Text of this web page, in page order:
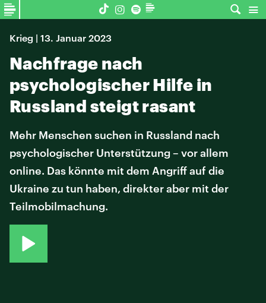
Krieg | 13. Januar 2023
Nachfrage nach
psychologischer Hilfe in
Russland steigt rasant
Mehr Menschen suchen in Russland nach
psychologischer Unterstützung – vor allem
online. Das könnte mit dem Angriff auf die
Ukraine zu tun haben, direkter aber mit der
Teilmobilmachung.